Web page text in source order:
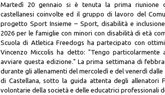
Martedì 20 gennaio si è tenuta la prima riunione
castellanesi coinvolte ed il gruppo di lavoro del
progetto Sport Insieme – Sport, disabilità e
2026 per le famiglie con minori con disabilità di età
Scuola di Atletica Freedogs ha partecipato con
Vincenzo Miccolis ha detto: "Tengo
avviare questa edizione." La prima settimana di
durante gli allenamenti del mercoledì e del venerdì dalle
di Castellana, sotto la guida attenta degli allenatori
volontarie della società e delle educatrici professionali